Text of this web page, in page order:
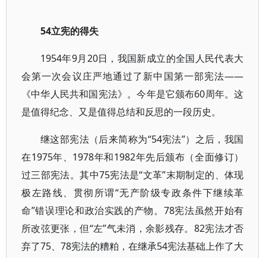
54立宪的得失
1954年9月20日，我国新成立的全国人民代表大
会第一次会议庄严地通过了新中国第一部宪法——
《中华人民共和国宪法》。今年是它颁布60周年。这
是值得纪念、又是值得总结和反思的一段历史。
继这部宪法（后来简称为“54宪法”）之后，我国
在1975年、1978年和1982年先后颁布（全面修订）
过三部宪法。其中75宪法是“文革”末期制定的、体现
极左路线、贯彻所谓“无产阶级专政条件下继续革
命”错误理论和政治实践的产物。78宪法虽然开始有
所改弦更张，但“左”气未消，余影残存。82宪法才否
弃了75、78宪法的糟粕，在继承54宪法基础上作了大